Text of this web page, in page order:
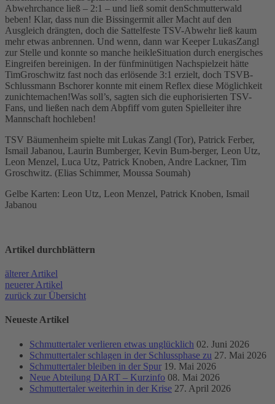
Abwehrchance ließ – 2:1 – und ließ somit denSchmutterwald
beben! Klar, dass nun die Bissingermit aller Macht auf den
Ausgleich drängten, doch die Sattelfeste TSV-Abwehr ließ kaum
mehr etwas anbrennen. Und wenn, dann war Keeper LukasZangl
zur Stelle und konnte so manche heikleSituation durch energisches
Eingreifen bereinigen. In der fünfminütigen Nachspielzeit hätte
TimGroschwitz fast noch das erlösende 3:1 erzielt, doch TSVB-
Schlussmann Bschorer konnte mit einem Reflex diese Möglichkeit
zunichtemachen!Was soll’s, sagten sich die euphorisierten TSV-
Fans, und ließen nach dem Abpfiff vom guten Spielleiter ihre
Mannschaft hochleben!
TSV Bäumenheim spielte mit Lukas Zangl (Tor), Patrick Ferber,
Ismail Jabanou, Laurin Bumberger, Kevin Bum-berger, Leon Utz,
Leon Menzel, Luca Utz, Patrick Knoben, Andre Lackner, Tim
Groschwitz. (Elias Schimmer, Moussa Soumah)
Gelbe Karten: Leon Utz, Leon Menzel, Patrick Knoben, Ismail
Jabanou
Artikel durch­blättern
älterer Artikel
neuerer Artikel
zurück zur Übersicht
Neueste Artikel
Schmuttertaler verlieren etwas unglücklich 02. Juni 2026
Schmuttertaler schlagen in der Schlussphase zu 27. Mai 2026
Schmuttertaler bleiben in der Spur 19. Mai 2026
Neue Abteilung DART – Kurzinfo 08. Mai 2026
Schmuttertaler weiterhin in der Krise 27. April 2026